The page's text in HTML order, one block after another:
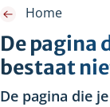
De pagina
bestaat
Home
De pagina die